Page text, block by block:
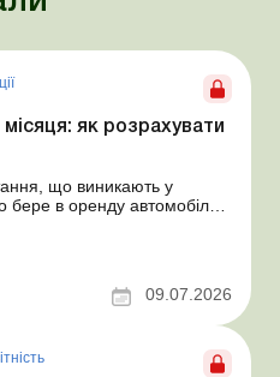
як розрахувати
що виникають у
бере в оренду автомобіль у
у фізособи автомобіль з
договору орендна плата
Виникла...
09.07.2026